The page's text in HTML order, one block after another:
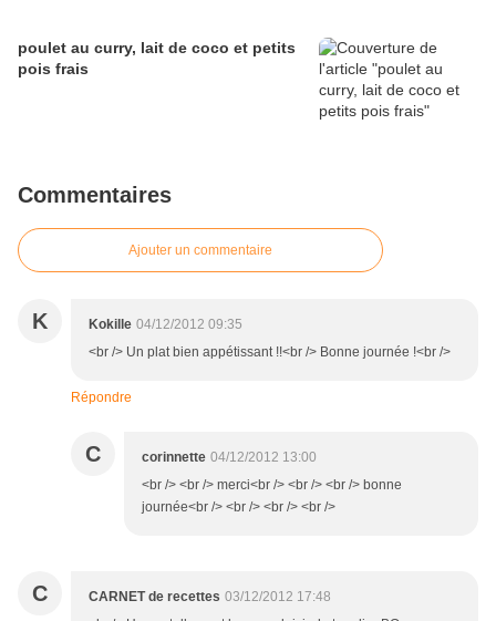
poulet au curry, lait de coco et petits
pois frais
Commentaires
Ajouter un commentaire
K Kokille 04/12/2012 09:35
<br /> Un plat bien appétissant !!<br /> Bonne journée !<br />
Répondre
C corinnette 04/12/2012 13:00
<br /> <br /> merci<br /> <br /> <br /> bonne
journée<br /> <br /> <br /> <br />
C CARNET de recettes 03/12/2012 17:48